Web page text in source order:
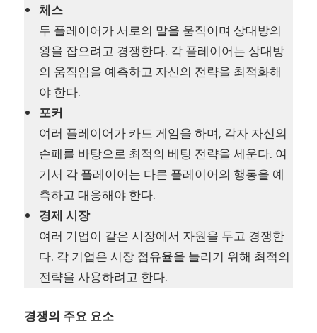
체스
두 플레이어가 서로의 말을 움직이며 상대방의
왕을 잡으려고 경쟁한다. 각 플레이어는 상대방
의 움직임을 예측하고 자신의 전략을 최적화해
야 한다.
포커
여러 플레이어가 카드 게임을 하며, 각자 자신의
손패를 바탕으로 최적의 베팅 전략을 세운다. 여
기서 각 플레이어는 다른 플레이어의 행동을 예
측하고 대응해야 한다.
경제 시장
여러 기업이 같은 시장에서 자원을 두고 경쟁한
다. 각 기업은 시장 점유율을 늘리기 위해 최적의
전략을 사용하려고 한다.
경쟁의 주요 요소